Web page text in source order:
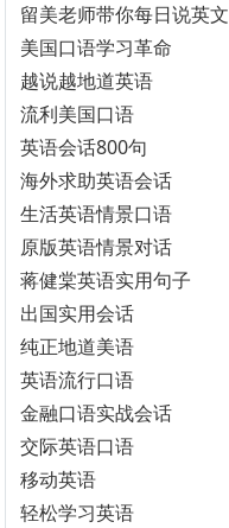
留美老师带你每日说英文
美国口语学习革命
越说越地道英语
流利美国口语
英语会话800句
海外求助英语会话
生活英语情景口语
原版英语情景对话
蒋健棠英语实用句子
出国实用会话
纯正地道美语
英语流行口语
金融口语实战会话
交际英语口语
移动英语
轻松学习英语